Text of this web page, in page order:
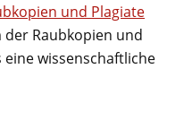
und Plagiate
Raubkopien und
wissenschaftliche